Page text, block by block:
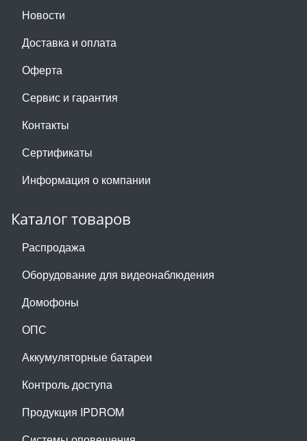
Новости
Доставка и оплата
Оферта
Сервис и гарантия
Контакты
Сертификаты
Информация о компании
Каталог товаров
Распродажа
Оборудование для видеонаблюдения
Домофоны
ОПС
Аккумуляторные батареи
Контроль доступа
Продукция IPDROM